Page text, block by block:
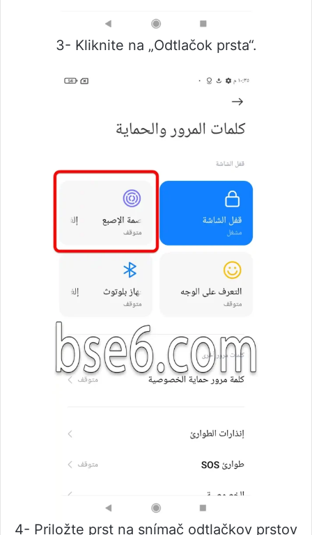
3- Kliknite na „Odtlačok prsta“.
4- Priložte prst na snímač odtlačkov prstov